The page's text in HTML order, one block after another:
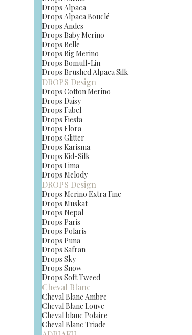
Drops Alpaca
Drops Alpaca Bouclé
Drops Andes
Drops Baby Merino
Drops Belle
Drops Big Merino
Drops Bomull-Lin
Drops Brushed Alpaca Silk
DROPS Design
Drops Cotton Merino
Drops Daisy
Drops Fabel
Drops Fiesta
Drops Flora
Drops Glitter
Drops Karisma
Drops Kid-Silk
Drops Lima
Drops Melody
DROPS Design
Drops Merino Extra Fine
Drops Muskat
Drops Nepal
Drops Paris
Drops Polaris
Drops Puna
Drops Safran
Drops Sky
Drops Snow
Drops Soft Tweed
Cheval Blanc
Cheval Blanc Ambre
Cheval Blanc Louve
Cheval blanc Polaire
Cheval Blanc Triade